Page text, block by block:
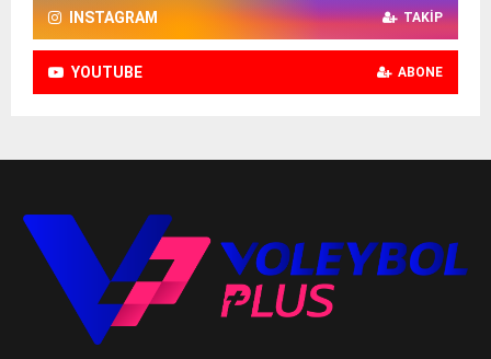
INSTAGRAM TAKIP
YOUTUBE ABONE